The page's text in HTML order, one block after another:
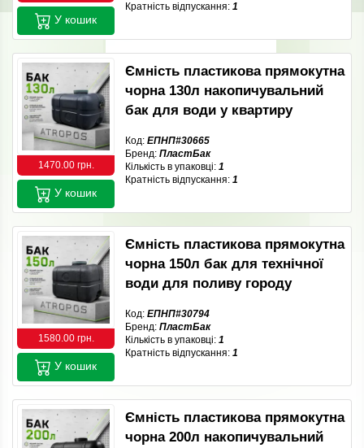
Кратність відпускання: 1
У кошик
1470.00 грн.
Ємність пластикова прямокутна
чорна 130л накопичувальний
бак для води у квартиру
Код: ЕПНП#30665
Бренд: ПластБак
Кількість в упаковці: 1
Кратність відпускання: 1
У кошик
1580.00 грн.
Ємність пластикова прямокутна
чорна 150л бак для технічної
води для поливу городу
Код: ЕПНП#30794
Бренд: ПластБак
Кількість в упаковці: 1
Кратність відпускання: 1
У кошик
Ємність пластикова прямокутна
чорна 200л накопичувальний